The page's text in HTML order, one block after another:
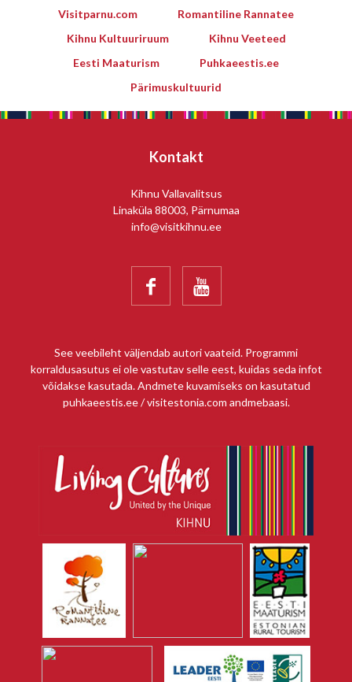
Visitparnu.com
Romantiline Rannatee
Kihnu Kultuuriruum
Kihnu Veeteed
Eesti Maaturism
Puhkaeestis.ee
Pärimuskultuurid
Kontakt
Kihnu Vallavalitsus
Linaküla 88003, Pärnumaa
info@visitkihnu.ee
 
See veebileht väljendab autori vaateid. Programmi
korraldusasutus ei ole vastutav selle eest, kuidas seda infot
võidakse kasutada. Andmete kuvamiseks on kasutatud
puhkaeestis.ee / visitestonia.com andmebaasi.